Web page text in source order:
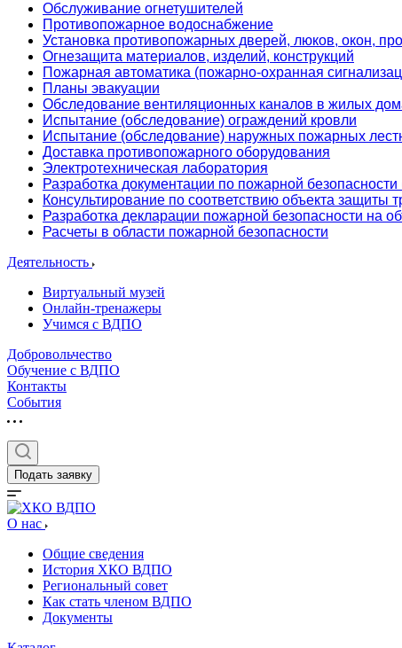
Обслуживание огнетушителей
Противопожарное водоснабжение
Установка противопожарных дверей, люков, окон,
Огнезащита материалов, изделий, конструкций
Пожарная автоматика (пожарно-охранная
Планы эвакуации
Обследование вентиляционных каналов в жилых
Испытание (обследование) ограждений кровли
Испытание (обследование) наружных пожарных
Доставка противопожарного оборудования
Электротехническая лаборатория
Разработка документации по пожарной
Консультирование по соответствию объекта защиты
Разработка декларации пожарной безопасности на
Расчеты в области пожарной безопасности
Деятельность
Виртуальный музей
Онлайн-тренажеры
Учимся с ВДПО
Добровольчество
Обучение с ВДПО
Контакты
События
Подать заявку
О нас
Общие сведения
История ХКО ВДПО
Региональный совет
Как стать членом ВДПО
Документы